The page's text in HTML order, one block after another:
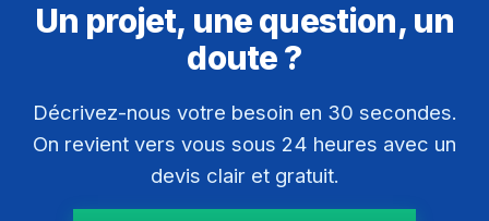
Un projet, une question, un
doute ?
Décrivez-nous votre besoin en 30 secondes.
On revient vers vous sous 24 heures avec un
devis clair et gratuit.